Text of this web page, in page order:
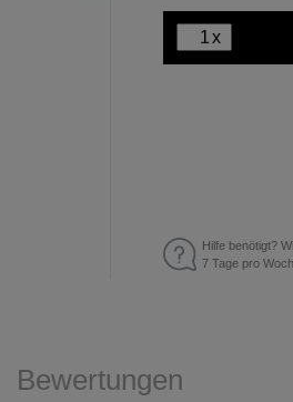
x
Hilfe benötigt?
7 Tage pro
Bewertungen